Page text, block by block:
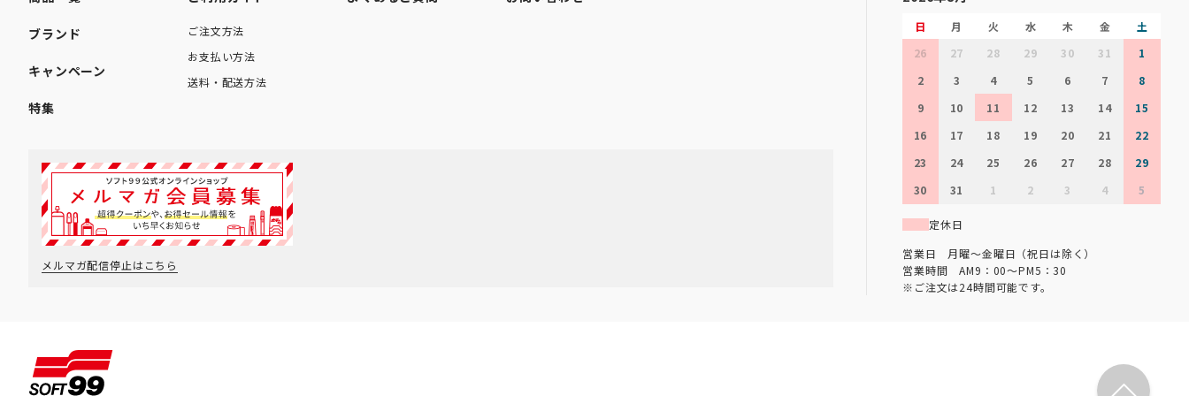
ブランド
キャンペーン
特集
ご注文方法
お支払い方法
送料・配送方法
メルマガ配信停止はこちら
日 月 火 水 木 金
土
26
27 28 29 30 31
1
2
3 4 5 6 7
8
9
10 11 12 13 14
15
16
17 18 19 20 21
22
23
24 25 26 27 28
29
30
31 1 2 3 4 5
定休日
営業日 月曜～金曜日（祝日は除く）
営業時間 AM9：00～PM5：30
※ご注文は24時間可能です。